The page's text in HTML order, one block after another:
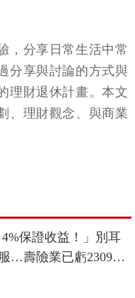
，分享日常生活中常
分享與討論的方式與
理財退休計畫。本文
、理財觀念、與商業
4%保證收益！」別耳
…壽險業已虧2309
賺錢？